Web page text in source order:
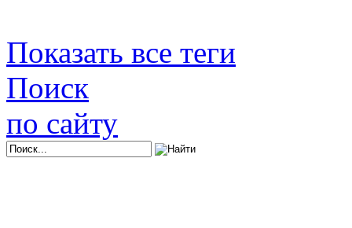
Показать все теги
Поиск
по сайту